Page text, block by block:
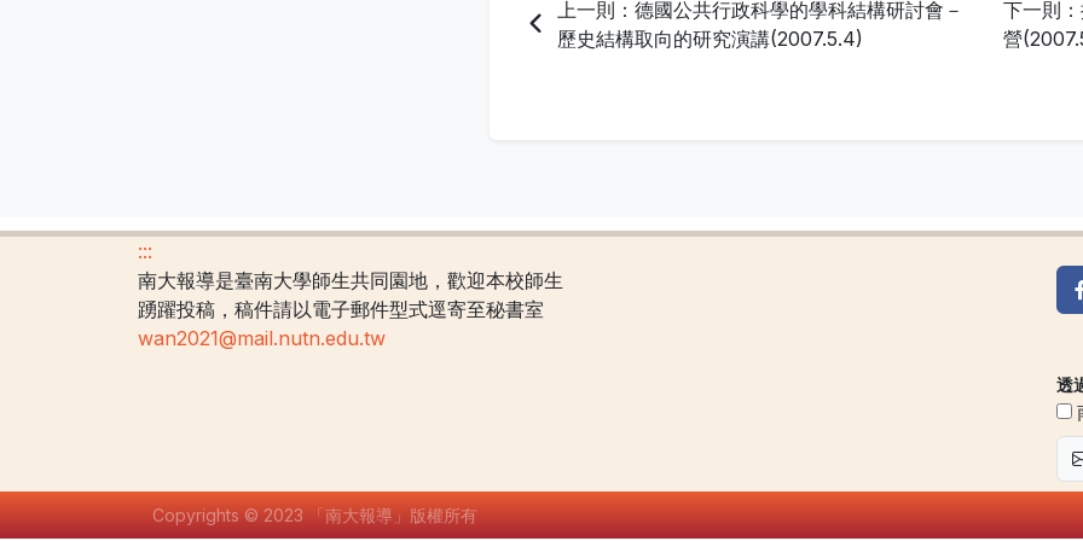
上一則：德國公共行政科學的學科結構研討會－
歷史結構取向的研究演講(2007.5.4)
下一則
營
:::
南大報導是臺南大學師生共同園地，歡迎本校師生
踴躍投稿，稿件請以電子郵件型式逕寄至秘書室
wan2021@mail.nutn.edu.tw
透
Copyrights © 2023 「南大報導」版權所有